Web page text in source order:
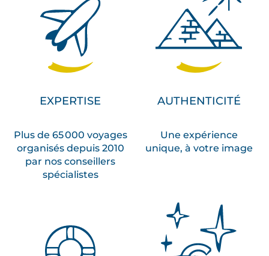
EXPERTISE
Plus de 65 000 voyages
organisés depuis 2010
par nos conseillers
spécialistes
AUTHENTICITÉ
Une expérience
unique, à votre image